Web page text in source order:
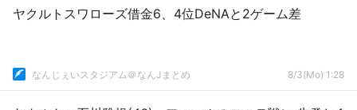
ヤクルトスワローズ借金6、4位DeNAと2ゲーム差
なんじぇいスタジアム＠なんJまとめ 8/3(Mo) 1:28